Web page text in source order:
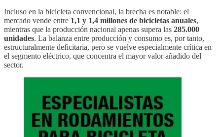
Incluso en la bicicleta convencional, la brecha es notable: el
mercado vende entre 1,1 y 1,4 millones de bicicletas anuales,
mientras que la producción nacional apenas supera las 285.000
unidades. La balanza entre producción y consumo es, por tanto,
estructuralmente deficitaria, pero se vuelve especialmente crítica en
el segmento eléctrico, que concentra el mayor valor añadido del
sector.